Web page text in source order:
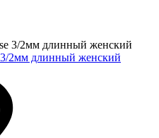
2мм длинный женский